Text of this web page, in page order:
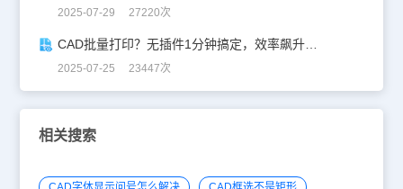
2025-07-29 27220次
CAD批量打印？无插件1分钟搞定，效率飙升90%！
2025-07-25 23447次
相关搜索